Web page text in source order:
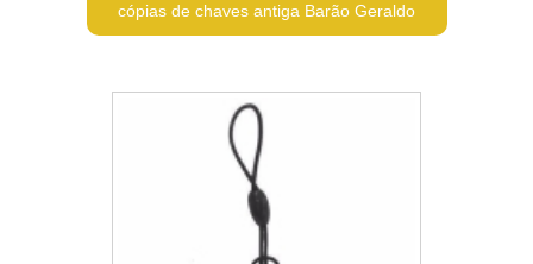
cópias de chaves antiga Barão Geraldo